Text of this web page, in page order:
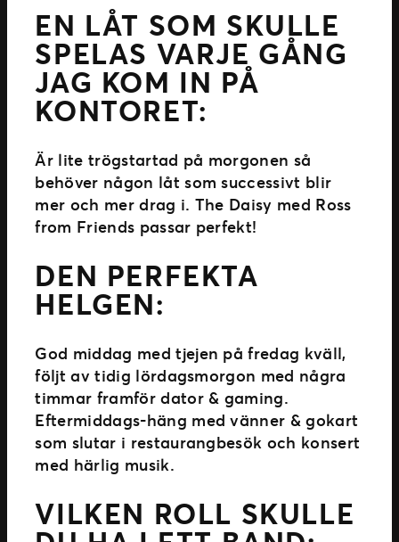
EN LÅT SOM SKULLE
SPELAS VARJE GÅNG
JAG KOM IN PÅ
KONTORET:
Är lite trögstartad på morgonen så
behöver någon låt som successivt blir
mer och mer drag i. The Daisy med Ross
from Friends passar perfekt!
DEN PERFEKTA
HELGEN:
God middag med tjejen på fredag kväll,
följt av tidig lördagsmorgon med några
timmar framför dator & gaming.
Eftermiddags-häng med vänner & gokart
som slutar i restaurangbesök och konsert
med härlig musik.
VILKEN ROLL SKULLE